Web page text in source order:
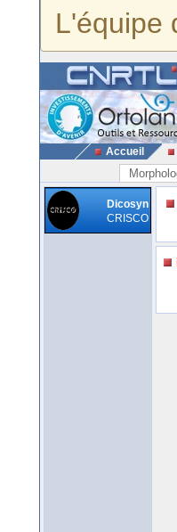
L'équipe
Accueil
Dicosyn
CRISCO